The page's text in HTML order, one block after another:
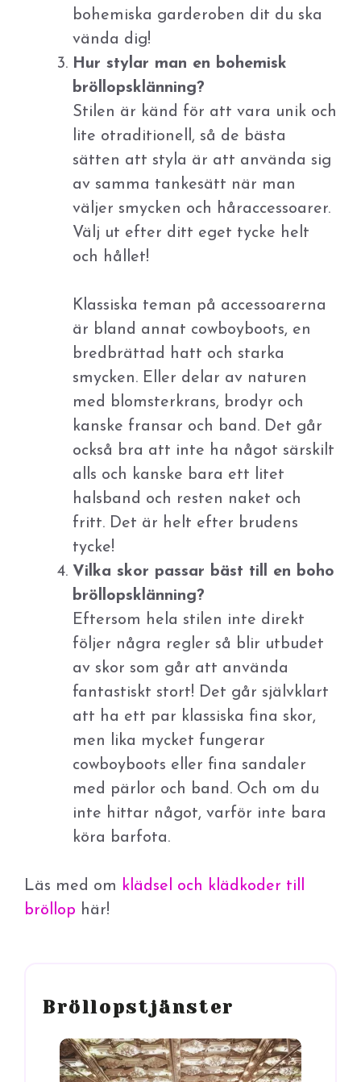
bohemiska garderoben dit du ska
vända dig!
Hur stylar man en bohemisk
bröllopsklänning?
Stilen är känd för att vara unik och
lite otraditionell, så de bästa
sätten att styla är att använda sig
av samma tankesätt när man
väljer smycken och håraccessoarer.
Välj ut efter ditt eget tycke helt
och hållet!
Klassiska teman på accessoarerna
är bland annat cowboyboots, en
bredbrättad hatt och starka
smycken. Eller delar av naturen
med blomsterkrans, brodyr och
kanske fransar och band. Det går
också bra att inte ha något särskilt
alls och kanske bara ett litet
halsband och resten naket och
fritt. Det är helt efter brudens
tycke!
Vilka skor passar bäst till en boho
bröllopsklänning?
Eftersom hela stilen inte direkt
följer några regler så blir utbudet
av skor som går att använda
fantastiskt stort! Det går självklart
att ha ett par klassiska fina skor,
men lika mycket fungerar
cowboyboots eller fina sandaler
med pärlor och band. Och om du
inte hittar något, varför inte bara
köra barfota.
Läs med om klädsel och klädkoder till
bröllop här!
Bröllopstjänster